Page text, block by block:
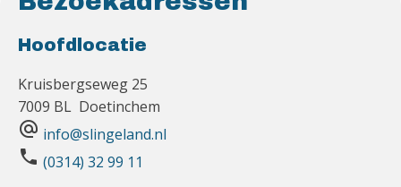
Hoofdlocatie
Kruisbergseweg 25
7009 BL Doetinchem
alternate_email info@slingeland.nl
phone (0314) 32 99 11